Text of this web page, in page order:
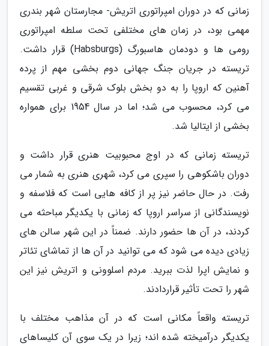
زمانی که در دوران امپراتوری اتریش- مجارستان شهر بندری
مهمی بود، در زمان های مختلفی تحت سلطه امپراتوری
رومی ها و دودمان هاسبورگ (Habsburgs) قرار داشت.
تریسته در جریان جنگ جهانی دوم بخشی مهم از پرده
آهنین که اروپا را به دو بخش بلوک شرقی و غربی تقسیم
می کرد، محسوب می شد؛ اما در سال 1954 برای همواره
بخشی از ایتالیا شد.
تریسته زمانی که در اوج محبوبیت هنری قرار داشت و
دوران باشکوهی را سپری می کرد، شهری هنری به شمار می
رفت. در حال حاضر نیز پر از کافه هایی است که فلاسفه و
نویسندگانی از سراسر اروپا که زمانی با یکدیگر مباحثه می
کردند، در آن ها حضور دارند. ضمناً در این شهر سالن های
زیادی دیده می شود که می توانید در آن ها از تماشای تئاتر
و نمایش اپرا لذت ببرید. مردم اسلوونی و اتریش نیز این
شهر را تحت تأثیر قراردادند.
تریسته واقعاً مکانی است که در آن مذاهب مختلف با
یکدیگر درآمیخته شده اند؛ زیرا در یک سوی آن کلیساهای